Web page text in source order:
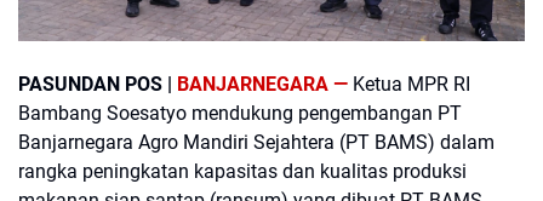
PASUNDAN POS | BANJARNEGARA — Ketua MPR RI
Bambang Soesatyo mendukung pengembangan PT
Banjarnegara Agro Mandiri Sejahtera (PT BAMS) dalam
rangka peningkatan kapasitas dan kualitas produksi